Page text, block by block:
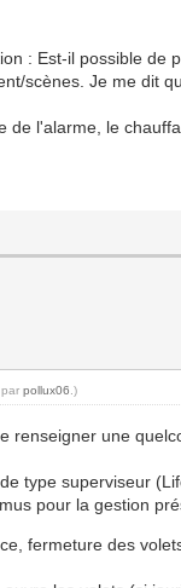
: Est-il possible
scènes. Je me dit
l'alarme, le
parpollux06 .)
renseigner une
type superviseur
pour la gestion
fermeture des